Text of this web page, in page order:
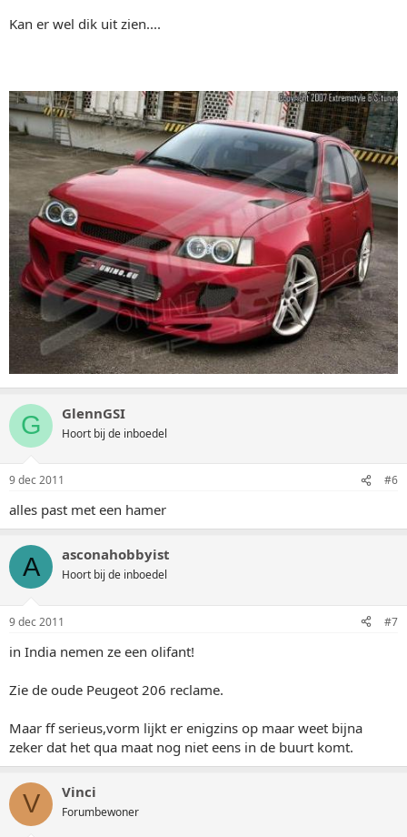
Kan er wel dik uit zien....
G GlennGSI
Hoort bij de inboedel
9 dec 2011 #6
alles past met een hamer
A asconahobbyist
Hoort bij de inboedel
9 dec 2011 #7
in India nemen ze een olifant!
Zie de oude Peugeot 206 reclame.
Maar ff serieus,vorm lijkt er enigzins op maar weet bijna
zeker dat het qua maat nog niet eens in de buurt komt.
V Vinci
Forumbewoner